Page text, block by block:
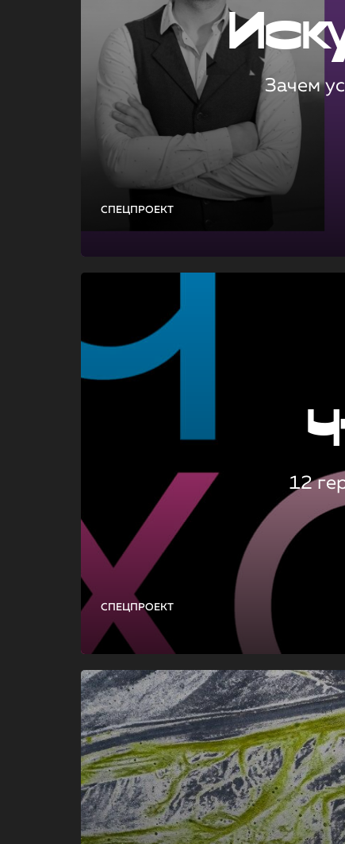
СПЕЦПРОЕКТ
Зачем
СПЕЦПРОЕКТ
12